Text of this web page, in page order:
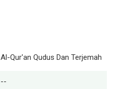
Al-Qur'an Qudus Dan Terjemah
--